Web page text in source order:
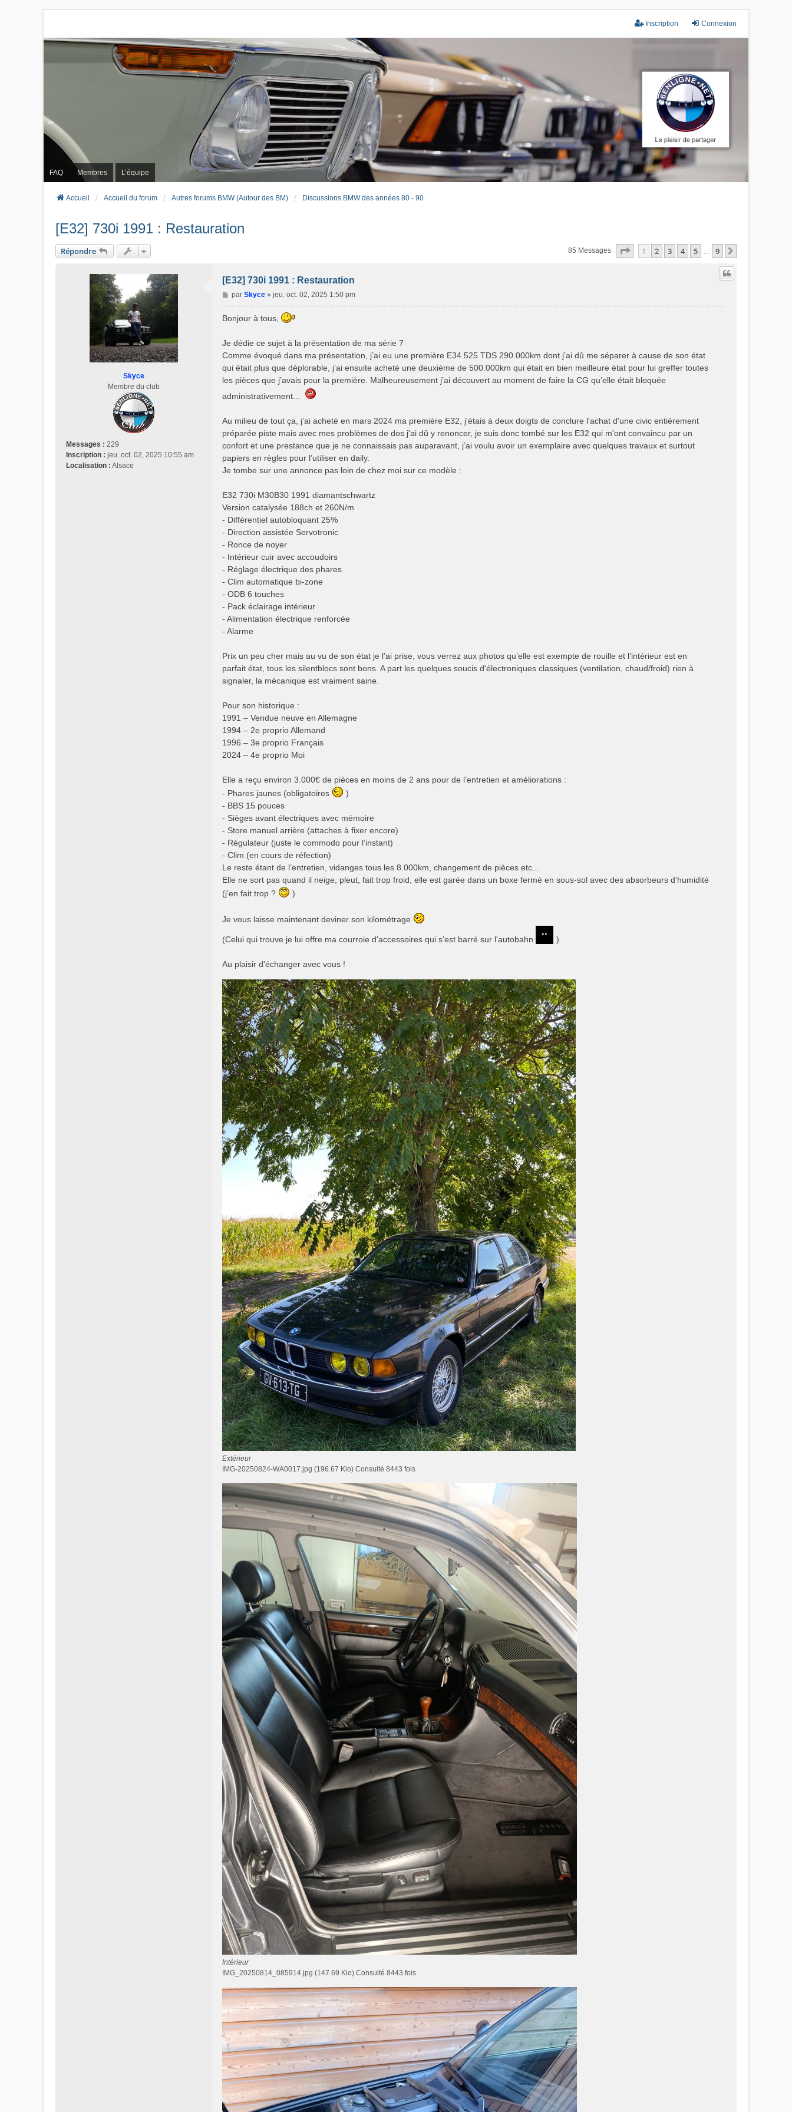
Connexion
Inscription
FAQ Membres L’équipe
Accueil Accueil du forum Autres forums BMW (Autour des BM) Discussions BMW des années 80 - 90
[E32] 730i 1991 : Restauration
Répondre 85 Messages Page Sur9
1 2 3 4 5 … 9
Skyce
Membre du club
Messages : 229
Inscription : jeu. oct. 02, 2025 10:55 am
Localisation : Alsace
[E32] 730i 1991 : Restauration
M
e
s
g
e
par Skyce» jeu. oct. 02, 2025 1:50 pm
Bonjour à tous,
Je dédie ce sujet à la présentation de ma série 7
Comme évoqué dans ma présentation, j’ai eu une première E34 525 TDS 290.000km dont j’ai dû me séparer à cause de son état
qui était plus que déplorable, j’ai ensuite acheté une deuxième de 500.000km qui était en bien meilleure état pour lui greffer toutes
les pièces que j’avais pour la première. Malheureusement j’ai découvert au moment de faire la CG qu’elle était bloquée
administrativement...
Au milieu de tout ça, j’ai acheté en mars 2024 ma première E32, j'étais à deux doigts de conclure l'achat d'une civic entièrement
préparée piste mais avec mes problèmes de dos j'ai dû y renoncer, je suis donc tombé sur les E32 qui m'ont convaincu par un
confort et une prestance que je ne connaissais pas auparavant, j’ai voulu avoir un exemplaire avec quelques travaux et surtout
papiers en règles pour l’utiliser en daily.
Je tombe sur une annonce pas loin de chez moi sur ce modèle :
E32 730i M30B30 1991 diamantschwartz
Version catalysée 188ch et 260N/m
- Différentiel autobloquant 25%
- Direction assistée Servotronic
- Ronce de noyer
- Intérieur cuir avec accoudoirs
- Réglage électrique des phares
- Clim automatique bi-zone
- ODB 6 touches
- Pack éclairage intérieur
- Alimentation électrique renforcée
- Alarme
Prix un peu cher mais au vu de son état je l’ai prise, vous verrez aux photos qu’elle est exempte de rouille et l’intérieur est en
parfait état, tous les silentblocs sont bons. A part les quelques soucis d'électroniques classiques (ventilation, chaud/froid) rien à
signaler, la mécanique est vraiment saine.
Pour son historique :
1991 – Vendue neuve en Allemagne
1994 – 2e proprio Allemand
1996 – 3e proprio Français
2024 – 4e proprio Moi
Elle a reçu environ 3.000€ de pièces en moins de 2 ans pour de l’entretien et améliorations :
- Phares jaunes (obligatoires
)
- BBS 15 pouces
- Sièges avant électriques avec mémoire
- Store manuel arrière (attaches à fixer encore)
- Régulateur (juste le commodo pour l’instant)
- Clim (en cours de réfection)
Le reste étant de l’entretien, vidanges tous les 8.000km, changement de pièces etc...
Elle ne sort pas quand il neige, pleut, fait trop froid, elle est garée dans un boxe fermé en sous-sol avec des absorbeurs d’humidité
(j’en fait trop ?
)
Je vous laisse maintenant deviner son kilométrage
(Celui qui trouve je lui offre ma courroie d'accessoires qui s'est barré sur l'autobahn )
Au plaisir d'échanger avec vous !
Extérieur
IMG-20250824-WA0017.jpg (196.67 Kio) Consulté 8443 fois
Intérieur
IMG_20250814_085914.jpg (147.69 Kio) Consulté 8443 fois